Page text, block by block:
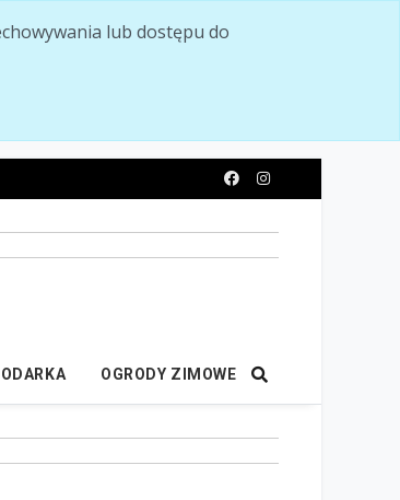
lub dostępu do
OGRODY ZIMOWE